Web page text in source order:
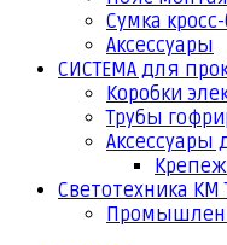
Сумка
Аксессуары
СИСТЕМА для
Коробки
Трубы
Аксессуары
Светотехника КМ